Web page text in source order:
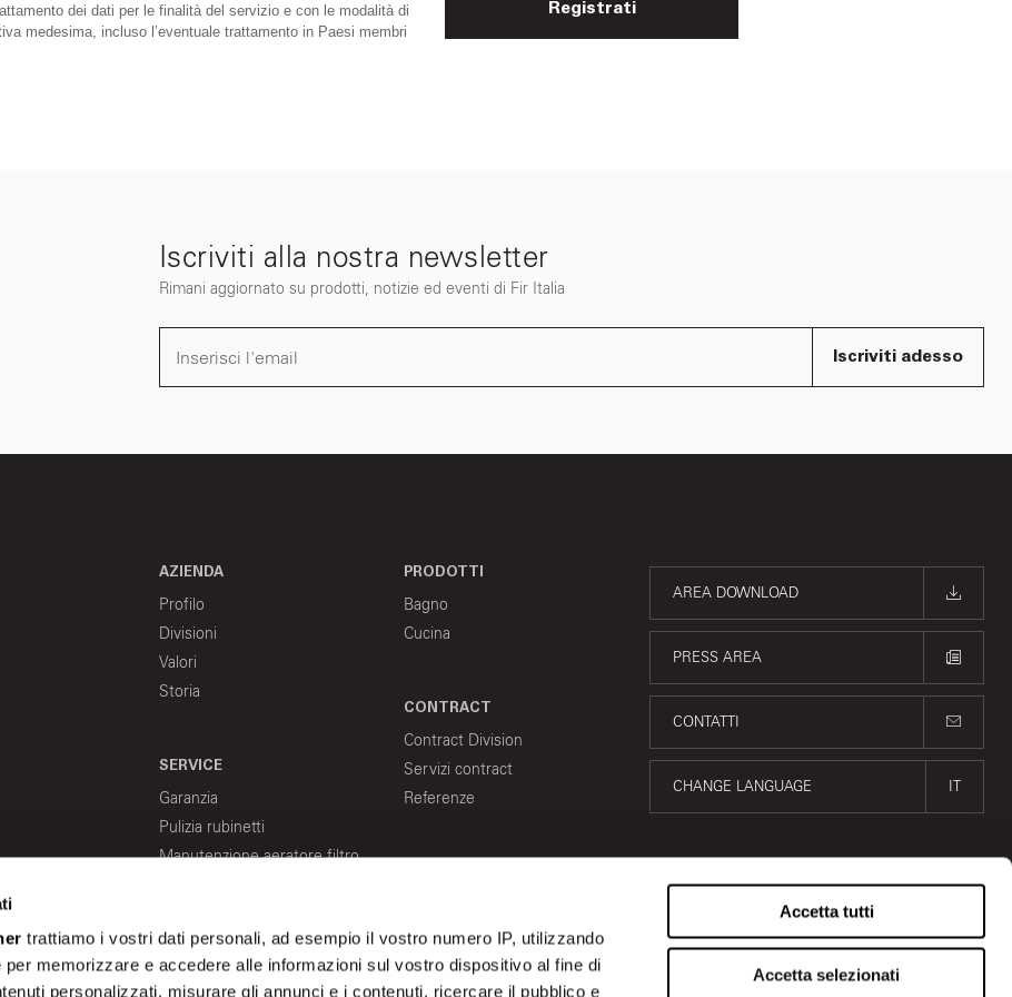
trattiamo i vostri dati personali, ad esempio il vostro numero IP, utilizzando
memorizzare e accedere alle informazioni sul vostro dispositivo al fine di
personalizzati, misurare gli annunci e i contenuti, ricercare il pubblico e
Accetta tutti
Accetta selezionati
dei dati per le finalità del servizio e con le modalità di
medesima, incluso l’eventuale trattamento in Paesi membri
Registrati
Iscriviti alla nostra newsletter
Rimani aggiornato su prodotti, notizie ed eventi di Fir Italia
Iscriviti adesso
AZIENDA
Profilo
Divisioni
Valori
Storia
SERVICE
Garanzia
Pulizia rubinetti
Manutenzione aeratore filtro
acqua
PRODOTTI
Bagno
Cucina
CONTRACT
Contract Division
Servizi contract
Referenze
AREA DOWNLOAD
PRESS AREA
CONTATTI
CHANGE LANGUAGE IT